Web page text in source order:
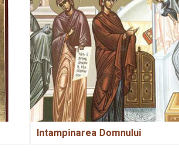
Intampinarea Domnului